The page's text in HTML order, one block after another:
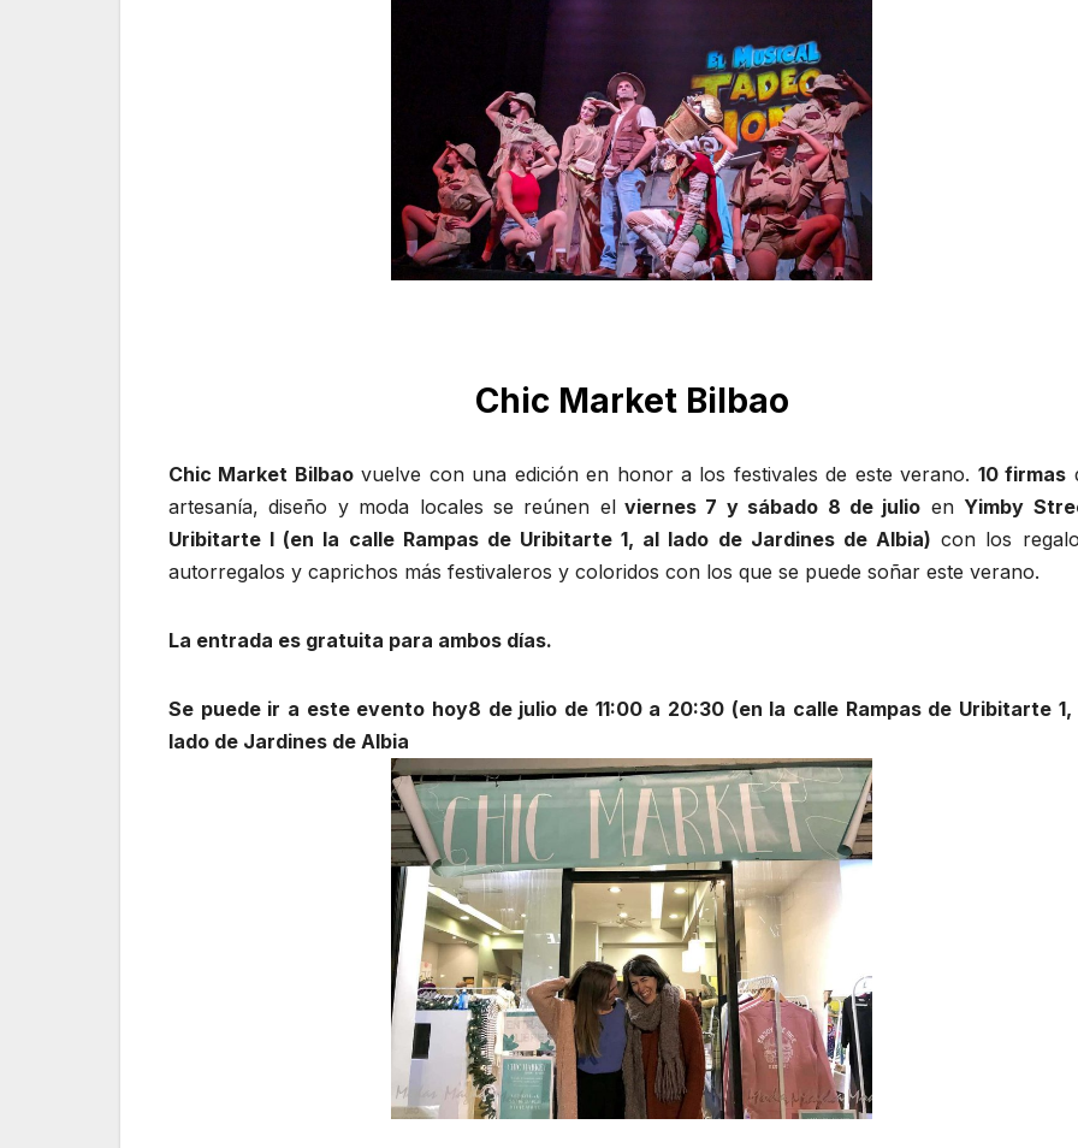
Chic Market Bilbao
Chic Market Bilbaovuelve con una edición en honor a los festivales de este verano. 10 firmas
artesanía, diseño y moda locales se reúnen elviernes 7 y sábado 8 de julio en Yimby
Uribitarte I (en la calle Rampas de Uribitarte 1, al lado de Jardines de Albia) con los
autorregalos y caprichos más festivaleros y coloridos con los que se puede soñar este verano.
La entrada es gratuita para ambos días.
Se puede ir a este evento hoy8 de julio de 11:00 a 20:30 (en la calle Rampas de Uribitarte 1,
lado de Jardines de Albia